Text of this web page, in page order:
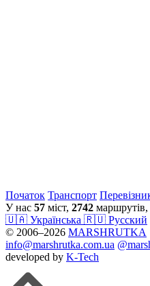
Початок Транспорт
У нас 57 міст, 2742 маршрутів,
🇺🇦 Українська 🇷🇺 Русский
© 2006–2026 MARSHRUTKA
info@marshrutka.com.ua
developed by K-Tech